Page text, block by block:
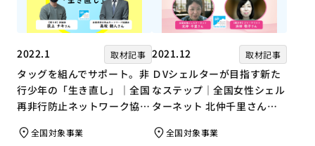
2022.1 取材記事
タッグを組んでサポート。非
行少年の「生き直し」｜全国
再非行防止ネットワーク協議
上チキさん【聞き手】
全国対象事業
2021.12 取材記事
ＤVシェルターが目指す新た
なステップ｜全国女性シェル
ターネット 北仲千里さん×
ん【聞き手】
全国対象事業